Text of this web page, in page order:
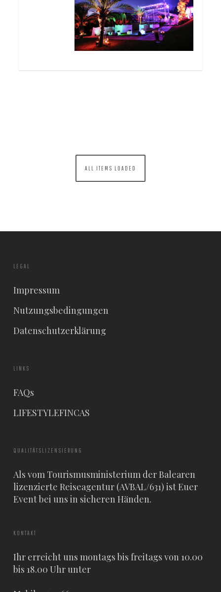
ALL ITEMS LOADED
LEGAL
Impressum
Nutzungsbedingungen
Datenschutzerklärung
LINKS
FAQs
LIFESTYLEFINCAS
QUALITÄTSLIZENSIERUNG
Als vom Tourismusministerium der Balearen
lizenzierte Reiseagentur (AVBAL/631) ist Euer
Event bei uns in sicheren Händen.
KONTAKT
Ihr erreicht uns montags bis freitags von 10.00
bis 18.00 Uhr unter